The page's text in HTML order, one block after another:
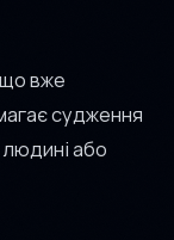
вже
судження
або